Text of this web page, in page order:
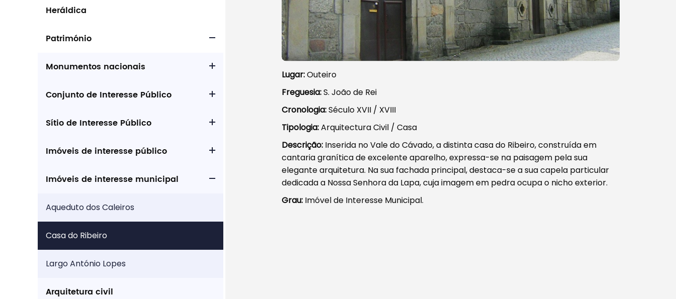
Heráldica
Património
Monumentos nacionais
Conjunto de Interesse Público
Sítio de Interesse Público
Imóveis de interesse público
Imóveis de interesse municipal
Aqueduto dos Caleiros
Casa do Ribeiro
Largo António Lopes
Arquitetura civil
Lugar:Outeiro
Freguesia:S. João de Rei
Cronologia:Século XVII / XVIII
Tipologia:Arquitectura Civil / Casa
Descrição: Inserida no Vale do Cávado, a distinta casa do Ribeiro, construída em
cantaria granítica de excelente aparelho, expressa-se na paisagem pela sua
elegante arquitetura. Na sua fachada principal, destaca-se a sua capela particular
dedicada a Nossa Senhora da Lapa, cuja imagem em pedra ocupa o nicho exterior.
Grau:Imóvel de Interesse Municipal.